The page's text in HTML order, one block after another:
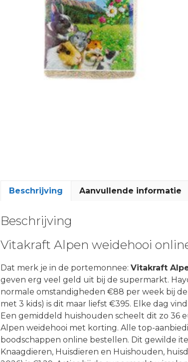
Beschrijving Aanvullende informatie
Beschrijving
Vitakraft Alpen weidehooi
Dat merk je in de portemonnee: Vitakraft
geven erg veel geld uit bij de supermarkt.
normale omstandigheden €88 per week bij
met 3 kids) is dit maar liefst €395. Elke dag
Een gemiddeld huishouden scheelt dit zo 36
Alpen weidehooi met korting. Alle top-
boodschappen online bestellen. Dit gewilde
Knaagdieren, Huisdieren en Huishouden,